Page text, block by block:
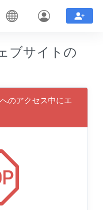
ブサイトの
のアクセス中にエ